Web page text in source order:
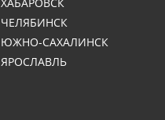
ЧЕЛЯБИНСК
ЮЖНО-САХАЛИНСК
ЯРОСЛАВЛЬ